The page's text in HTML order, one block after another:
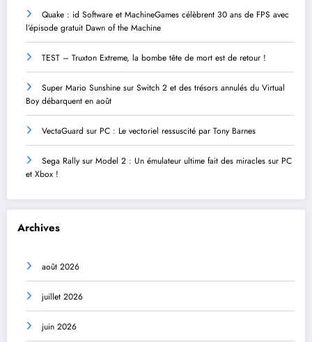
Quake : id Software et MachineGames célèbrent 30 ans de FPS avec
l’épisode gratuit Dawn of the Machine
TEST – Truxton Extreme, la bombe tête de mort est de retour !
Super Mario Sunshine sur Switch 2 et des trésors annulés du Virtual
Boy débarquent en août
VectaGuard sur PC : Le vectoriel ressuscité par Tony Barnes
Sega Rally sur Model 2 : Un émulateur ultime fait des miracles sur PC
et Xbox !
Archives
août 2026
juillet 2026
juin 2026